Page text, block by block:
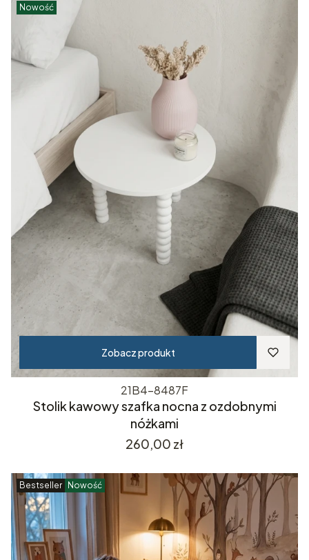
Nowość
Zobacz produkt
21B4-8487F
Stolik kawowy szafka nocna z ozdobnymi
nóżkami
Cena
260,00 zł
Bestseller Nowość